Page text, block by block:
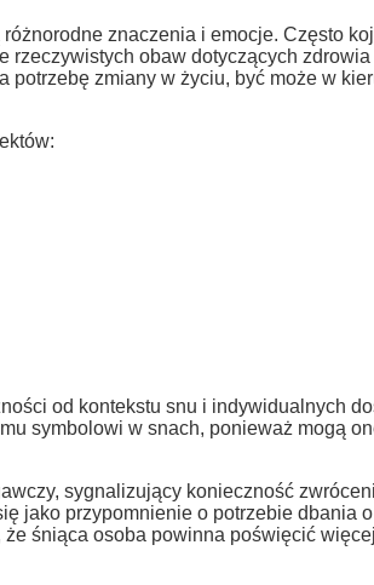
znaczenia i emocje. Często
rzeczywistych obaw dotyczących
zmiany w życiu, być może w
od kontekstu snu i indywidualnych
symbolowi w snach, ponieważ mogą
sygnalizujący konieczność
jako przypomnienie o potrzebie dbania
śniąca osoba powinna poświęcić